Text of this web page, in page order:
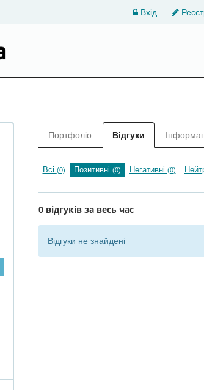
Вхід
Портфоліо Відгуки
Всі (0) Позитивні (0) Негативні (0)
0 відгуків за весь час
Відгуки не знайдені